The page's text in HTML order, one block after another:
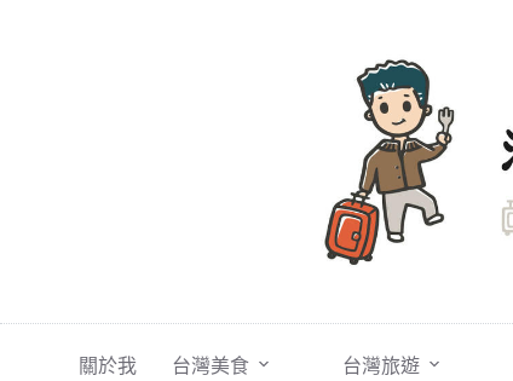
關於我 台灣美食 台灣旅遊